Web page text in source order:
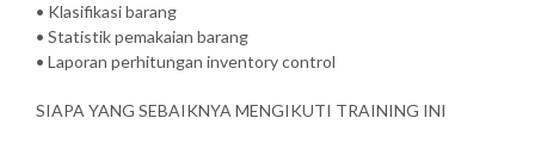
• Klasifikasi barang
• Statistik pemakaian barang
• Laporan perhitungan inventory control
SIAPA YANG SEBAIKNYA MENGIKUTI TRAINING INI